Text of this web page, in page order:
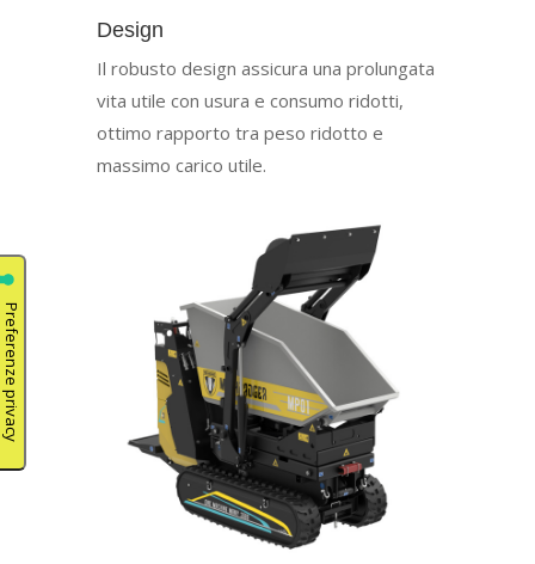
Design
Il robusto design assicura una prolungata
vita utile con usura e consumo ridotti,
ottimo rapporto tra peso ridotto e
massimo carico utile.